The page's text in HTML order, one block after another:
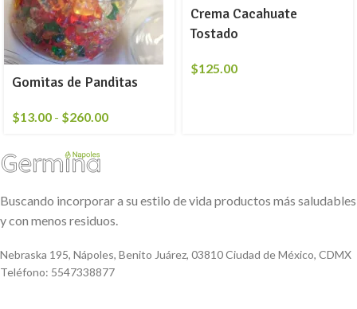
Gomitas de Panditas
$13.00 - $260.00
Crema Cacahuate
Tostado
$125.00
Buscando incorporar a su estilo de vida productos más saludables
y con menos residuos.
Nebraska 195, Nápoles, Benito Juárez, 03810 Ciudad de México, CDMX
Teléfono: 5547338877